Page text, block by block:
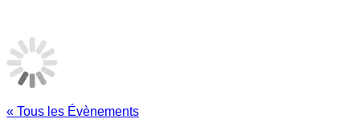
« Tous les Évènements